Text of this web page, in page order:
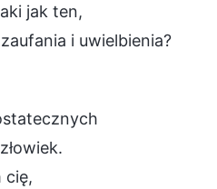
jak ten,
i uwielbienia?
cię,